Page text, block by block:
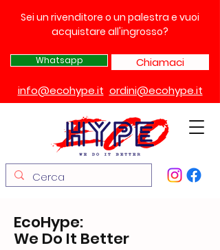
Sei un rivenditore o un palestra e vuoi
acquistare all'ingrosso?
Whatsapp
Chiamaci
info@ecohype.it ordini@ecohype.it
EcoHype:
We Do It Better